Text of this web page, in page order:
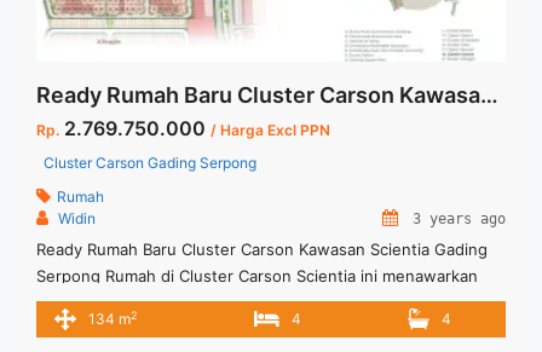
Ready Rumah Baru Cluster Carson Kawasan Scientia Gading Serpong
Rp. 2.769.750.000 / Harga Excl PPN
Cluster Carson Gading Serpong
Rumah
Widin
3 years ago
Ready Rumah Baru Cluster Carson Kawasan Scientia Gading
Serpong Rumah di Cluster Carson Scientia ini menawarkan
konsep adanya working spcae area, dimana rumah impian
anda untuk menikmati pekerjaan dan hobi dalam satu waktu
134 m2 4 4